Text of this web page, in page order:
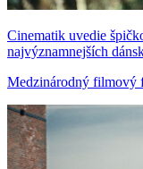
Cinematik uvedie
najvýznamnejších
Medzinárodný filmový